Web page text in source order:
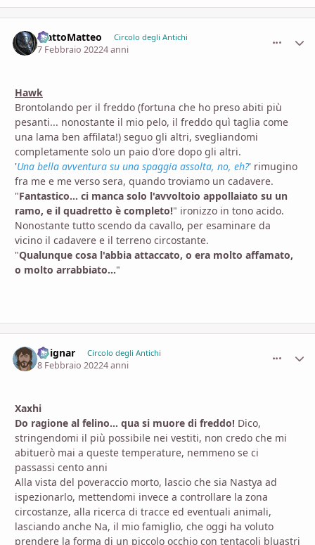
MattoMatteo Circolo degli Antichi
7 Febbraio 20224 anni
Hawk
Brontolando per il freddo (fortuna che ho preso abiti più
pesanti... nonostante il mio pelo, il freddo quì taglia come
una lama ben affilata!) seguo gli altri, svegliandomi
completamente solo un paio d'ore dopo gli altri.
'Una bella avventura su una spaggia assolta, no, eh?' rimugino
fra me e me verso sera, quando troviamo un cadavere.
"Fantastico... ci manca solo l'avvoltoio appollaiato su un
ramo, e il quadretto è completo!" ironizzo in tono acido.
Nonostante tutto scendo da cavallo, per esaminare da
vicino il cadavere e il terreno circostante.
"Qualunque cosa l'abbia attaccato, o era molto affamato,
o molto arrabbiato..."
Voignar Circolo degli Antichi
8 Febbraio 20224 anni
Xaxhi
Do ragione al felino… qua si muore di freddo! Dico,
stringendomi il più possibile nei vestiti, non credo che mi
abituerò mai a queste temperature, nemmeno se ci
passassi cento anni
Alla vista del poveraccio morto, lascio che sia Nastya ad
ispezionarlo, mettendomi invece a controllare la zona
circostanze, alla ricerca di tracce ed eventuali animali,
lasciando anche Na, il mio famiglio, che oggi ha voluto
prendere la forma di un piccolo occhio con tentacoli bluastri